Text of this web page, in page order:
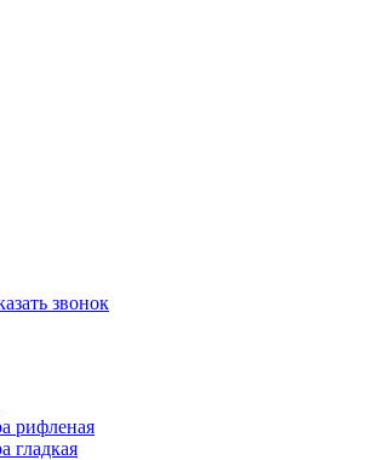
звонок
рифленая
гладкая